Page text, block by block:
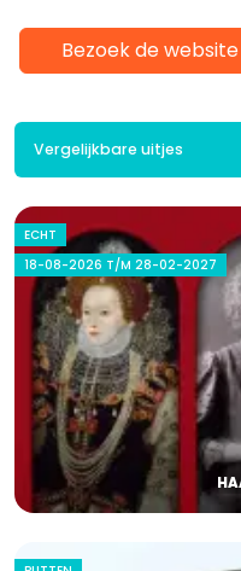
Bezoek de website
Vergelijkbare uitjes
ECHT
18-08-2026 T/M 28-02-2027